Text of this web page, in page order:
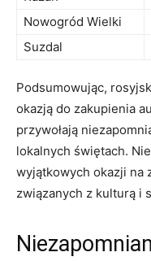
Nowogród​ Wielki
Suzdal
Podsumowując,
okazją do zakupienia
przywołają
lokalnych świętach.
wyjątkowych⁢ okazji na‍
związanych z kulturą i